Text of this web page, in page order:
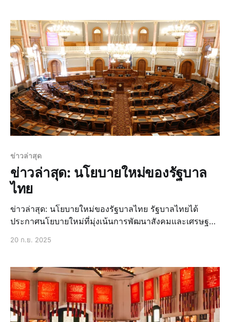
แก้ไขปัญหาการค้าระหว่างประเทศ และการเจรจาเพื่อสร้าง
ความร่วมมือทางเศรษฐกิจ การเจรจาทางการค้าระหว่าง
ประเทศในระดั
ข่าวล่าสุด
ข่าวล่าสุด: นโยบายใหม่ของรัฐบาล
ไทย
ข่าวล่าสุด: นโยบายใหม่ของรัฐบาลไทย รัฐบาลไทยได้
ประกาศนโยบายใหม่ที่มุ่งเน้นการพัฒนาสังคมและเศรษฐกิจ
ความเจริญรุ่งเรืองให้กับประชาชน ข่าวด่วน: การ
รัฐบาลไทยมุ่งเน้นการกระตุ้นเศรษฐกิจภายในประเทศ โดย
การสนับสนุนธุรกิจขนาดกลางและขนาดย่อม รวมถึงการ
ลงทุนในโครงสร้
20 ก.ย. 2025